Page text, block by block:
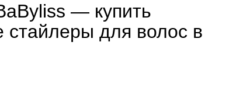
— купить
стайлеры для волос в